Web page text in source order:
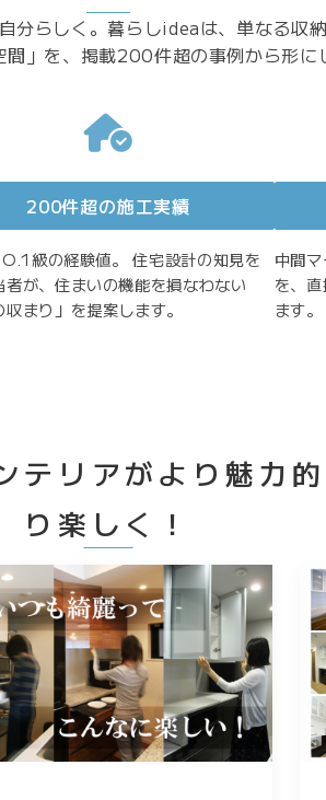
分らしく。暮らしideaは、単なる収
」を、掲載200件超の事例から形に
200件超の施工実績
級の経験値。 住宅設計の知見を
者が、住まいの機能を損なわない
収まり」を提案します。
中間
を、
ます。
テリアがより魅力
り楽しく！